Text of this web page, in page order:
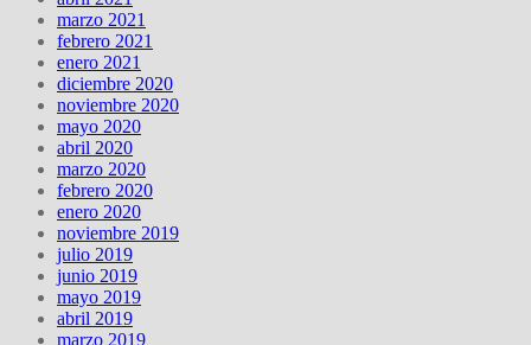
marzo 2021
febrero 2021
enero 2021
diciembre 2020
noviembre 2020
mayo 2020
abril 2020
marzo 2020
febrero 2020
enero 2020
noviembre 2019
julio 2019
junio 2019
mayo 2019
abril 2019
marzo 2019